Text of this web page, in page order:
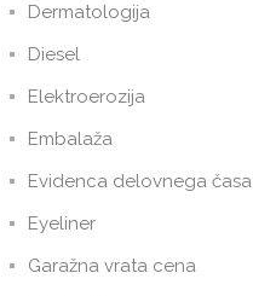
Dermatologija
Diesel
Elektroerozija
Embalaža
Evidenca delovnega časa
Eyeliner
Garažna vrata cena